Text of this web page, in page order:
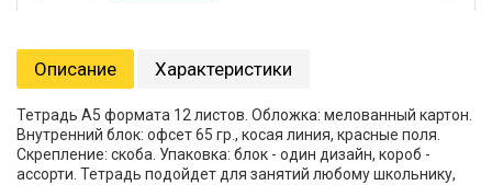
Описание Характеристики
Тетрадь А5 формата 12 листов. Обложка: мелованный картон.
Внутренний блок: офсет 65 гр., косая линия, красные поля.
Скрепление: скоба. Упаковка: блок - один дизайн, короб -
ассорти. Тетрадь подойдет для занятий любому школьнику,